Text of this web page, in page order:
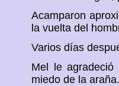
Acamparon
la vuelta del
Varios días
Mel le
miedo de la araña.